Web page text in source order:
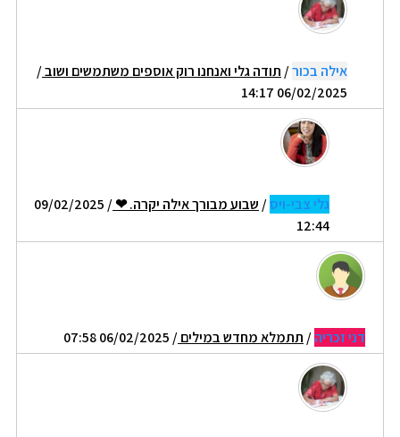
אילה בכור/ תודה גלי ואנחנו רוק אוספים משתמשים ושוב/
06/02/2025 14:17
גלי צבי-ויס/ שבוע מבורך אילה יקרה. ❤
/ 09/02/2025
12:44
דני זכריה/ תתמלא מחדש במילים/ 06/02/2025 07:58